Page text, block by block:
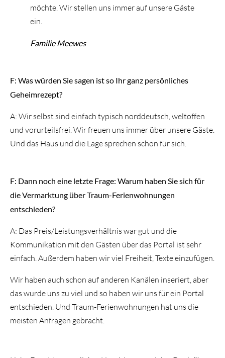
möchte. Wir stellen uns immer auf unsere Gäste
ein.
Familie Meewes
F: Was würden Sie sagen ist so Ihr ganz persönliches
Geheimrezept?
A: Wir selbst sind einfach typisch norddeutsch, weltoffen
und vorurteilsfrei. Wir freuen uns immer über unsere Gäste.
Und das Haus und die Lage sprechen schon für sich.
F: Dann noch eine letzte Frage: Warum haben Sie sich für
die Vermarktung über Traum-Ferienwohnungen
entschieden?
A: Das Preis/Leistungsverhältnis war gut und die
Kommunikation mit den Gästen über das Portal ist sehr
einfach. Außerdem haben wir viel Freiheit, Texte einzufügen.
Wir haben auch schon auf anderen Kanälen inseriert, aber
das wurde uns zu viel und so haben wir uns für ein Portal
entschieden. Und Traum-Ferienwohnungen hat uns die
meisten Anfragen gebracht.